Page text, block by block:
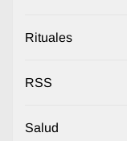
Rituales
RSS
Salud